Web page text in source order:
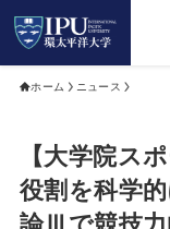
ホーム ニュース
【大学院ス
役割を科学